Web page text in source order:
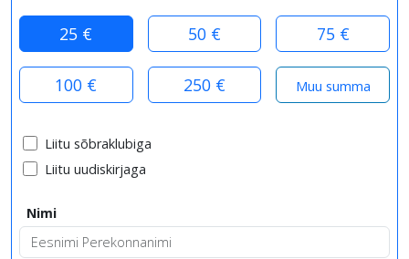
25 € 50 € 75 €
100 € 250 €
Liitu sõbraklubiga
Liitu uudiskirjaga
Nimi